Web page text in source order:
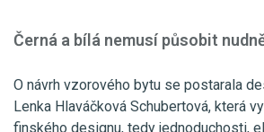
Černá a bílá nemusí působit
O návrh vzorového bytu se postarala
Lenka Hlaváčková Schubertová, která
finského designu, tedy jednoduchosti,